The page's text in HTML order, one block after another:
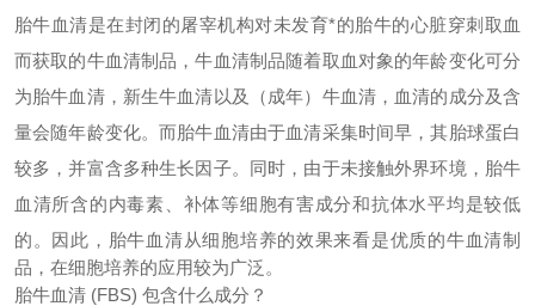
胎牛血清是在封闭的屠宰机构对未发育*的胎牛的心脏穿刺取血
而获取的牛血清制品，牛血清制品随着取血对象的年龄变化可分
为胎牛血清，新生牛血清以及（成年）牛血清，血清的成分及含
量会随年龄变化。而胎牛血清由于血清采集时间早，其胎球蛋白
较多，并富含多种生长因子。同时，由于未接触外界环境，胎牛
血清所含的内毒素、补体等细胞有害成分和抗体水平均是较低
的。因此，胎牛血清从细胞培养的效果来看是优质的牛血清制
品，在细胞培养的应用较为广泛。
胎牛血清 (FBS) 包含什么成分？